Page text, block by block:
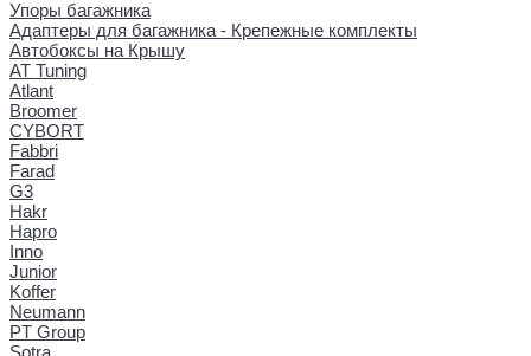
Упоры багажника
Адаптеры для багажника - Крепежные комплекты
Автобоксы на Крышу
AT Tuning
Atlant
Broomer
CYBORT
Fabbri
Farad
G3
Hakr
Hapro
Inno
Junior
Koffer
Neumann
PT Group
Sotra